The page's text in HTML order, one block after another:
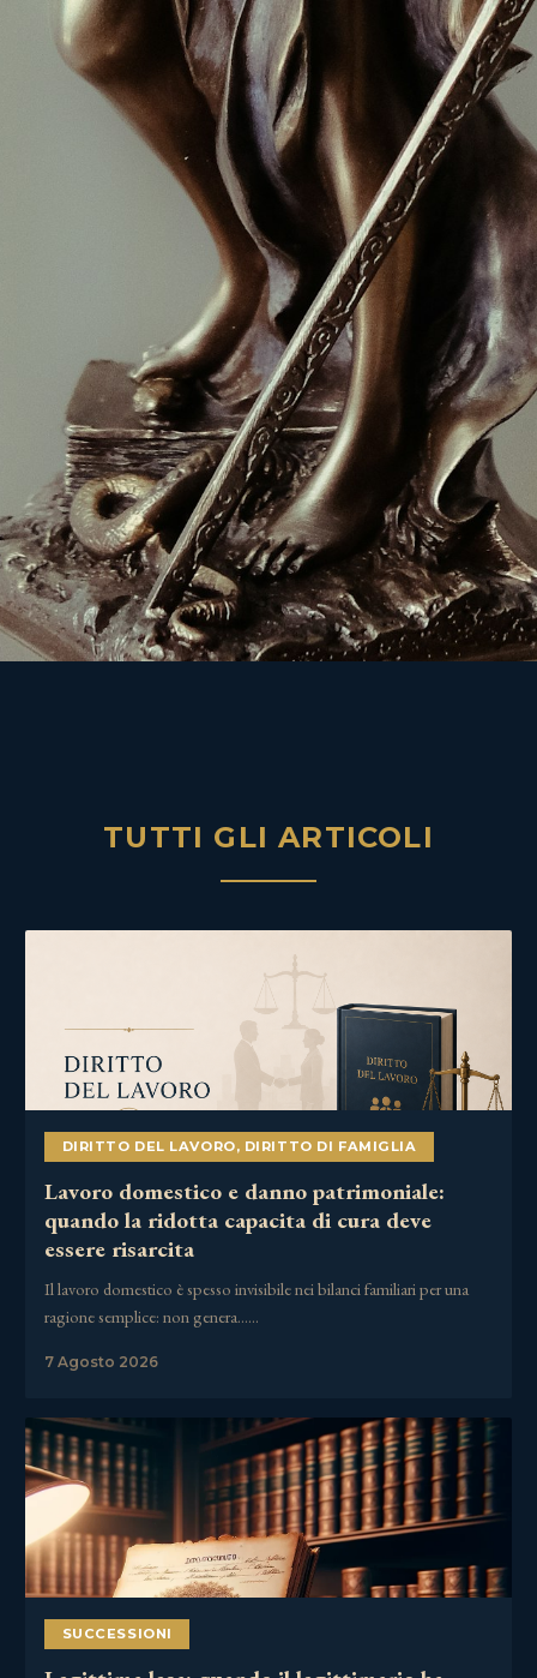
TUTTI GLI ARTICOLI
DIRITTO DEL LAVORO, DIRITTO DI FAMIGLIA
Lavoro domestico e danno patrimoniale:
quando la ridotta capacita di cura deve
essere risarcita
Il lavoro domestico è spesso invisibile nei bilanci familiari per una
ragione semplice: non genera……
7 Agosto 2026
SUCCESSIONI